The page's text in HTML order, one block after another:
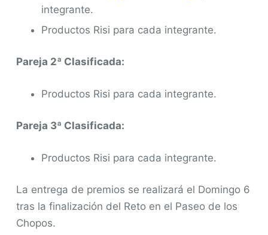
integrante.
Productos Risi para cada integrante.
Pareja 2ª Clasificada:
Productos Risi para cada integrante.
Pareja 3ª Clasificada:
Productos Risi para cada integrante.
La entrega de premios se realizará el Domingo 6
tras la finalización del Reto en el Paseo de los
Chopos.